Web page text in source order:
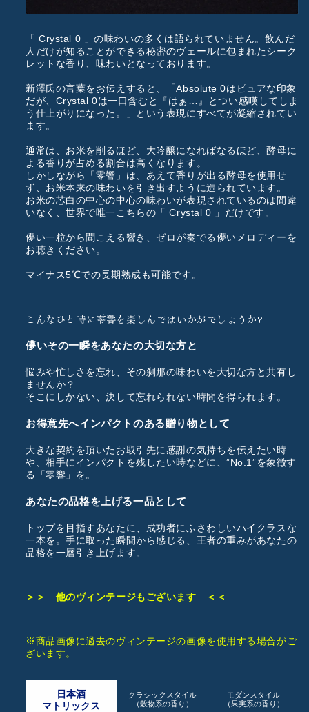
「 Crystal 0 」の味わいの多くは語られていません。飲んだ
人だけが知ることができる秘密のヴェールに包まれたシーク
レットな香り、味わいとなっております。
新澤氏の言葉をお伝えすると、「Absolute 0はピュアな印象
だが、Crystal 0は一口含むと『はぁ…』とつい感嘆してしま
う仕上がりになった。」という表現にすべてが凝縮されてい
ます。
通常は、お米を削るほど、大吟醸になればなるほど、酵母に
よる香りが占める割合は高くなります。
しかしながら「零響」は、あえて香りが出る酵母を使用せ
ず、お米本来の味わいを引き出すように造られています。
お米の芯白の中心の中心の味わいが表現されているのは間違
いなく、世界で唯一こちらの「 Crystal 0 」だけです。
儚い一粒から聞こえる響き、ゼロが奏でる儚いメロディーを
お聴きください。
マイナス5℃での長期熟成も可能です。
こんなひと時に零響を楽しんではいかがでしょうか?
儚いその一瞬をあなたの大切な方と
悩みや忙しさを忘れ、その刹那の味わいを大切な方と共有し
ませんか？
そこにしかない、決して忘れられない時間を得られます。
お得意先へインパクトのある贈り物として
大きな契約を頂いたお取引先に感謝の気持ちを伝えたい時
や、相手にインパクトを残したい時などに、”No.1”を象徴す
る「零響」を。
あなたの品格を上げる一品として
トップを目指すあなたに、成功者にふさわしいハイクラスな
一本を。手に取った瞬間から感じる、王者の重みがあなたの
品格を一層引き上げます。
＞＞ 他のヴィンテージもございます ＜＜
※商品画像に過去のヴィンテージの画像を使用する場合がご
ざいます。
日本酒
マトリックス
クラシックスタイル
（穀物系の香り）
モダンスタイル
（果実系の香り）